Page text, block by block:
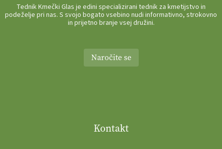
Tednik Kmečki Glas je edini specializirani tednik za kmetijstvo in
podeželje pri nas. S svojo bogato vsebino nudi informativno, strokovno
in prijetno branje vsej družini.
Naročite se
Kontakt